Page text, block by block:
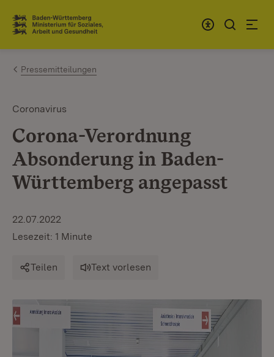
Zum Inhalt springen
Link zur Startseite
Pressemitteilungen
Coronavirus
Corona-Verordnung
Absonderung in Baden-
Württemberg angepasst
22.07.2022
Lesezeit: 1 Minute
Teilen Text vorlesen